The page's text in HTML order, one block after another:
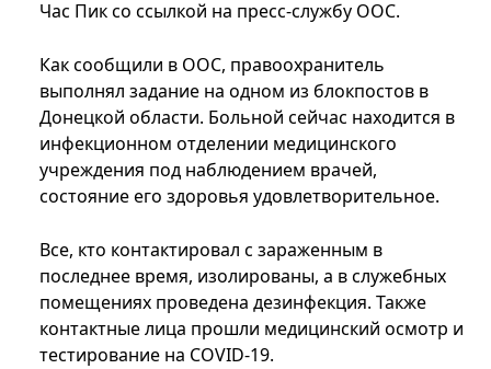
Час Пик со ссылкой на пресс-службу ООС.
Как сообщили в ООС, правоохранитель
выполнял задание на одном из блокпостов в
Донецкой области. Больной сейчас находится в
инфекционном отделении медицинского
учреждения под наблюдением врачей,
состояние его здоровья удовлетворительное.
Все, кто контактировал с зараженным в
последнее время, изолированы, а в служебных
помещениях проведена дезинфекция. Также
контактные лица прошли медицинский осмотр и
тестирование на COVID-19.